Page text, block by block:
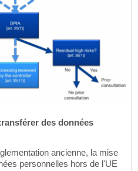
des données
ancienne, la mise
personnelles hors de l'UE